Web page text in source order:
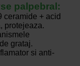
palpebral:
ceramide + acid
protejeaza.
grataj.
si anti-